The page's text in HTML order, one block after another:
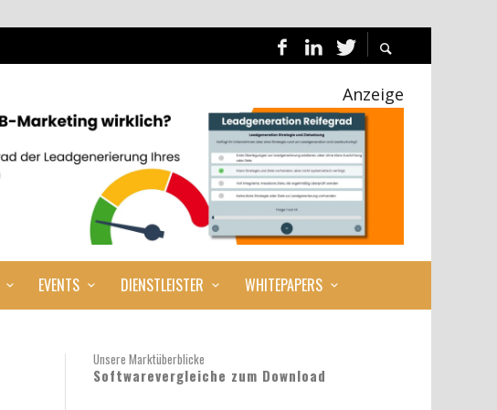
Anzeige
EVENTS DIENSTLEISTER WHITEPAPERS
Unsere Marktüberblicke
Softwarevergleiche zum Download